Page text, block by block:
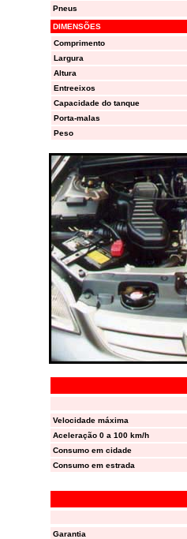
Pneus
DIMENSÕES
Comprimento
Largura
Altura
Entreeixos
Capacidade do tanque
Porta-malas
Peso
Velocidade máxima
Aceleração 0 a 100 km/h
Consumo em cidade
Consumo em estrada
Garantia